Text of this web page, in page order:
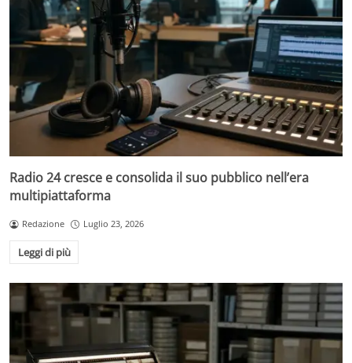
Radio 24 cresce e consolida il suo pubblico nell’era
multipiattaforma
Redazione Luglio 23, 2026
Leggi di più